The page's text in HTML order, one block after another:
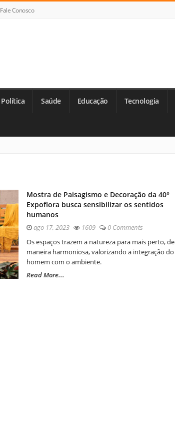
Fale Conosco
Política Saúde Educação Tecnologia
Mostra de Paisagismo e Decoração da 40°
Expoflora busca sensibilizar os sentidos
humanos
ago 17, 2023 1609
0 Comments
Os espaços trazem a natureza para mais perto, de
maneira harmoniosa, valorizando a integração do
homem com o ambiente.
Read More...